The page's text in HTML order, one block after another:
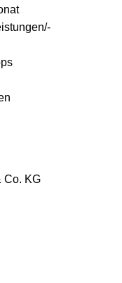
Co. KG